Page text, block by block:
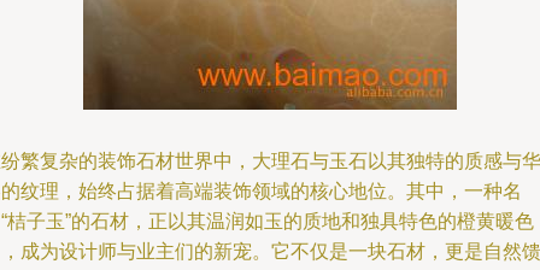
繁复杂的装饰石材世界中，大理石与玉石以其独特的质感与华
纹理，始终占据着高端装饰领域的核心地位。其中，一种名
桔子玉”的石材，正以其温润如玉的质地和独具特色的橙黄暖色
成为设计师与业主们的新宠。它不仅是一块石材，更是自然馈